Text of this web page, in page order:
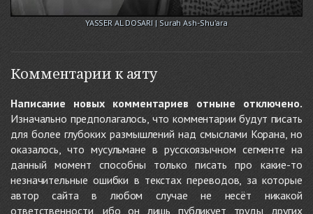
YASSER AL DOSARI | Surah Ash-Shu'ara
Комментарии к аяту
Написание новых комментариев отныне отключено.
Изначально предполагалось, что комментарии будут писать
для более глубоких размышлений над смыслами Корана, но
оказалось, что мусульмане в русскоязычном сегменте на
данный момент способны только писать про какие-то
незначительные ошибки в текстах переводов, за которые
автор сайта в любом случае не несёт никакой
ответственности, ибо он лишь публикует труды других